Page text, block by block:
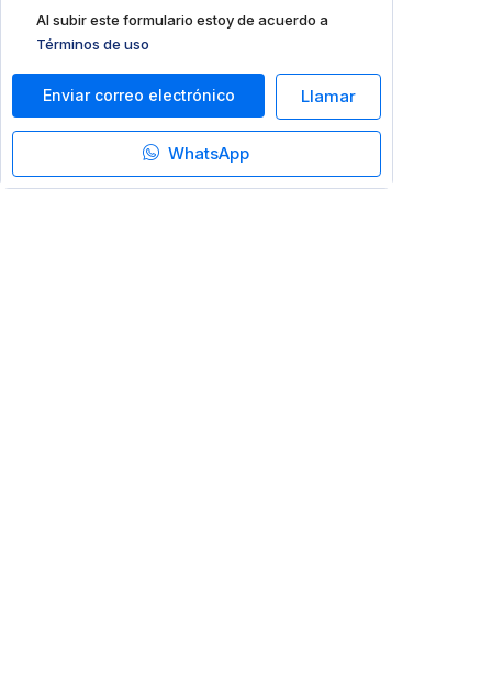
Al subir este formulario estoy de acuerdo a
Términos de uso
Enviar correo electrónico Llamar
WhatsApp